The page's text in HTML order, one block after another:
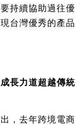
持續協助過往優
台灣優秀的產品
長力道超越傳統
，去年跨境電商